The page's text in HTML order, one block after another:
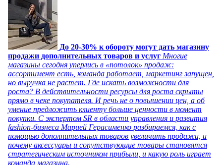
До 20-30% к обороту могут дать магазину
продажи дополнительных товаров и услуг Многие
магазины сегодня уперлись в «потолок» продаж:
ассортимент есть, команда работает, маркетинг запущен,
но выручка не растет. Где искать возможности для
роста? В действительности ресурсы для роста скрыты
прямо в чеке покупателя. И речь не о повышении цен, а об
умение предложить клиенту больше ценности в момент
покупки. С экспертом SR в области управления и развития
fashion-бизнеса Марией Герасименко разбираемся, как с
помощью дополнительных товаров увеличить продажи, и
почему аксессуары и сопутствующие товары становятся
стратегическим источником прибыли, и какую роль играет
команда магазина.